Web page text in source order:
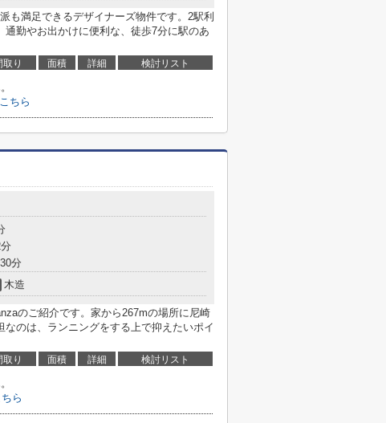
も満足できるデザイナーズ物件です。2駅利
勤やお出かけに便利な、徒歩7分に駅のあ
取り 面積 詳細 検討リスト
ちら
分
木造
のご紹介です。家から267mの場所に尼崎
のは、ランニングをする上で抑えたいポイ
取り 面積 詳細 検討リスト
ら